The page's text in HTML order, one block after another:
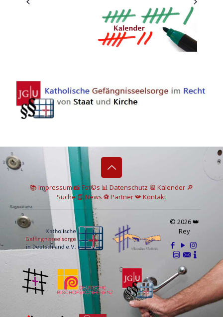
📚 Impressum📸Fot©s 📊 Datenschutz 📆 Kalender 🔎
Suche 📘 News ⚽Partner📯Kontakt
© 2026 👑
Rey